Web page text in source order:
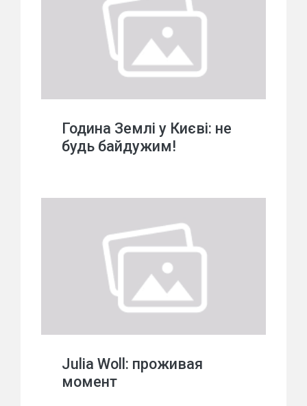
Година Землі у Києві: не
будь байдужим!
Julia Woll: проживая
момент